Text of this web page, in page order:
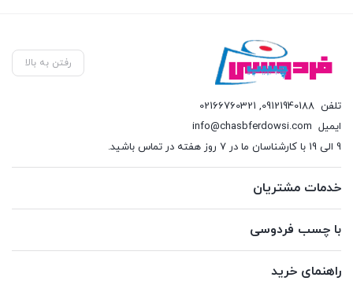
رفتن به بالا
تلفن 09121940188
,
02166760321
ایمیل info@chasbferdowsi.com
9 الی 19 با کارشناسان ما در 7 روز هفته در تماس باشید.
خدمات مشتریان
با چسب فردوسی
راهنمای خرید